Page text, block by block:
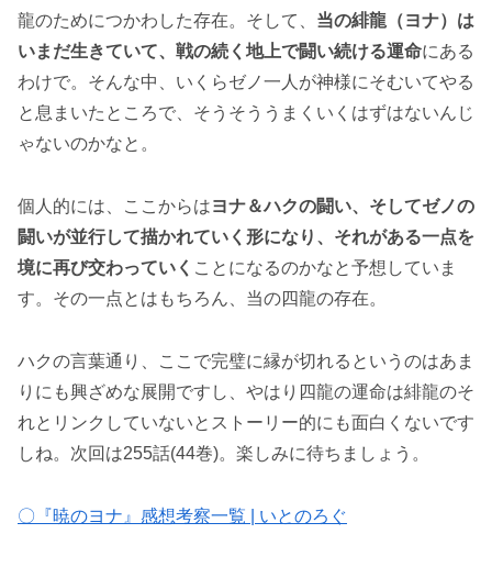
龍のためにつかわした存在。そして、 当の緋龍（ヨナ）は
いまだ生きていて、戦の続く地上で闘い続ける運命にある
わけで。そんな中、いくらゼノ一人が神様にそむいてやる
と息まいたところで、そうそううまくいくはずはないんじ
ゃないのかなと。
個人的には、ここからはヨナ＆ハクの闘い、そしてゼノの
闘いが並行して描かれていく形になり、それがある一点を
境に再び交わっていく ことになるのかなと予想していま
す。その一点とはもちろん、当の四龍の存在。
ハクの言葉通り、ここで完璧に縁が切れるというのはあま
りにも興ざめな展開ですし、やはり四龍の運命は緋龍のそ
れとリンクしていないとストーリー的にも面白くないです
しね。次回は255話(44巻)。楽しみに待ちましょう。
〇『暁のヨナ』感想考察一覧 | いとのろぐ